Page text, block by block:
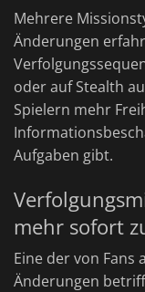
Mehrere
Änderungen
oder auf Stealth
Spielern mehr
Aufgaben gibt.
mehr sofort
Eine der von
Änderungen